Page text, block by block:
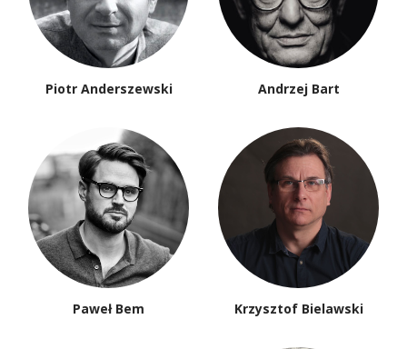
Piotr Anderszewski Andrzej Bart
Paweł Bem Krzysztof Bielawski